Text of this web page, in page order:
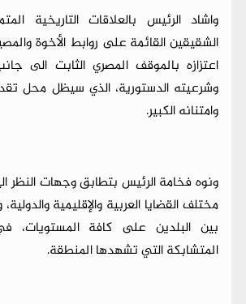
واشاد الرئيس بالعلاقات التاريخية
الشقيقين القائمة على روابط الأخوة
اعتزازه بالموقف المصري الثابت الى
وشرعيته الدستورية، الذي سيظل محل
وامتنانه الكبير.
ونوه فخامة الرئيس بتطابق وجهات النظر
مختلف القضايا العربية والإقليمية
بين البلدين على كافة المستويات،
المتشابكة التي تشهدها المنطقة.